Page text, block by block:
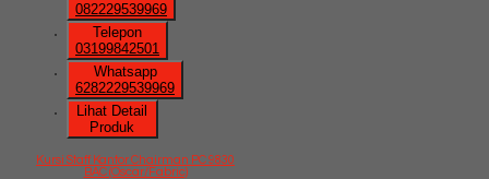
082229539969
Telepon
03199842501
Whatsapp
6282229539969
Lihat Detail
Produk
Kursi Staff Kantor Chairman PC 9830
BAC (Oscar/Fabric)